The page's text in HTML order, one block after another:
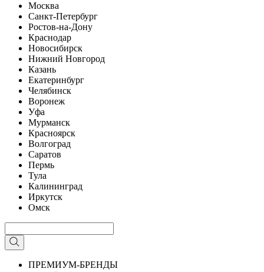
Москва
Санкт-Петербург
Ростов-на-Дону
Краснодар
Новосибирск
Нижний Новгород
Казань
Екатеринбург
Челябинск
Воронеж
Уфа
Мурманск
Красноярск
Волгоград
Саратов
Пермь
Тула
Калининград
Иркутск
Омск
ПРЕМИУМ-БРЕНДЫ